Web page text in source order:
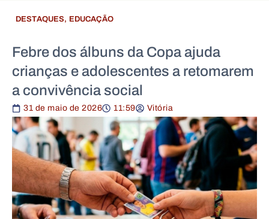
DESTAQUES, EDUCAÇÃO
Febre dos álbuns da Copa ajuda
crianças e adolescentes a retomarem
a convivência social
31 de maio de 2026 11:59 Vitória